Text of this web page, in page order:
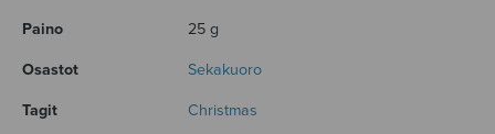
Paino 25 g
Osastot Sekakuoro
Tagit Christmas